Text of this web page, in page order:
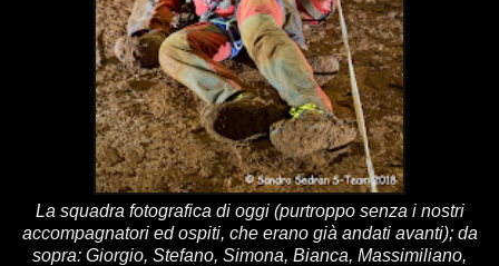
La squadra fotografica di oggi (purtroppo senza i nostri
accompagnatori ed ospiti, che erano già andati avanti); da
sopra: Giorgio, Stefano, Simona, Bianca, Massimiliano,